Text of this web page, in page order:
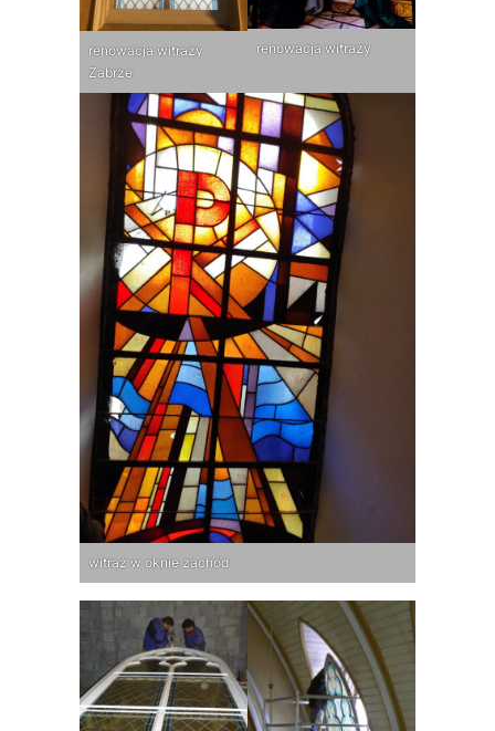
renowacja witraży
Zabrze
renowacja witraży
witraż w oknie zachód